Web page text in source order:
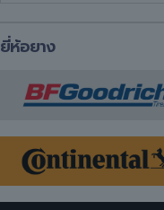
ยี่ห้อยาง